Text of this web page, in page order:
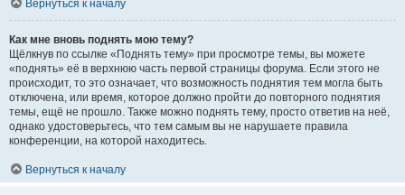
Вернуться к началу
Как мне вновь поднять мою тему?
Щёлкнув по ссылке «Поднять тему» при просмотре темы, вы можете
«поднять» её в верхнюю часть первой страницы форума. Если этого не
происходит, то это означает, что возможность поднятия тем могла быть
отключена, или время, которое должно пройти до повторного поднятия
темы, ещё не прошло. Также можно поднять тему, просто ответив на неё,
однако удостоверьтесь, что тем самым вы не нарушаете правила
конференции, на которой находитесь.
Вернуться к началу